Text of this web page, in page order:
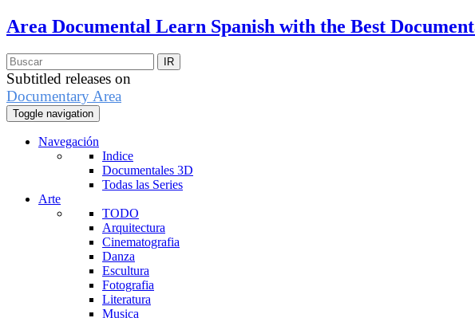
Area Documental Learn Spanish with the Best
Subtitled releases on
Documentary Area
Toggle navigation
Navegación
Indice
Documentales 3D
Todas las Series
Arte
TODO
Arquitectura
Cinematografia
Danza
Escultura
Fotografia
Literatura
Musica